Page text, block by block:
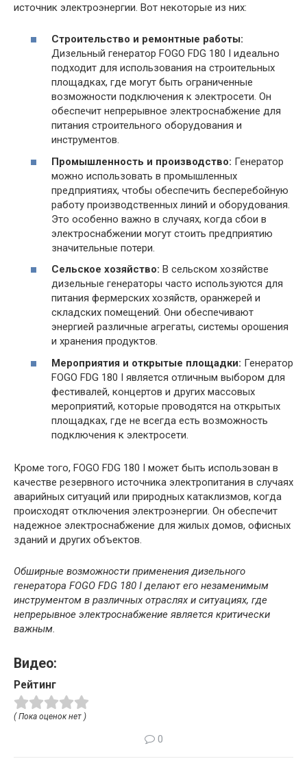
источник электроэнергии. Вот некоторые из них:
Строительство и ремонтные работы:
Дизельный генератор FOGO FDG 180 I идеально
подходит для использования на строительных
площадках, где могут быть ограниченные
возможности подключения к электросети. Он
обеспечит непрерывное электроснабжение для
питания строительного оборудования и
инструментов.
Промышленность и производство: Генератор
можно использовать в промышленных
предприятиях, чтобы обеспечить бесперебойную
работу производственных линий и оборудования.
Это особенно важно в случаях, когда сбои в
электроснабжении могут стоить предприятию
значительные потери.
Сельское хозяйство: В сельском хозяйстве
дизельные генераторы часто используются для
питания фермерских хозяйств, оранжерей и
складских помещений. Они обеспечивают
энергией различные агрегаты, системы орошения
и хранения продуктов.
Мероприятия и открытые площадки: Генератор
FOGO FDG 180 I является отличным выбором для
фестивалей, концертов и других массовых
мероприятий, которые проводятся на открытых
площадках, где не всегда есть возможность
подключения к электросети.
Кроме того, FOGO FDG 180 I может быть использован в
качестве резервного источника электропитания в случаях
аварийных ситуаций или природных катаклизмов, когда
происходят отключения электроэнергии. Он обеспечит
надежное электроснабжение для жилых домов, офисных
зданий и других объектов.
Обширные возможности применения дизельного
генератора FOGO FDG 180 I делают его незаменимым
инструментом в различных отраслях и ситуациях, где
непрерывное электроснабжение является критически
важным.
Видео:
Рейтинг
( Пока оценок нет )
0